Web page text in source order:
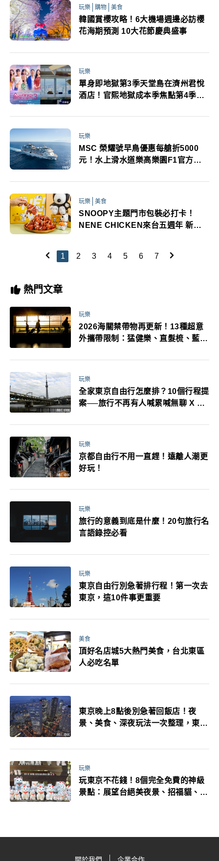
玩樂 購物 美食
韓國賞櫻攻略！6大機場週邊必訪櫻
花海期預測 10大花節慶典盛事
玩樂
單身即地獄第3季天堂島在濟州君悅
酒店！官熙地獄成本季焦點第4季確
玩樂
MSC 榮耀號早鳥優惠每艙折5000
元！水上滑水道樂高樂園F1官方合
玩樂 美食
SNOOPY主題門市包裝必打卡！
NENE CHICKEN來台五週年 新口
1 2 3 4 5 6 7
熱門文章
玩樂
2026海關禁帶物再更新！13種超意
外攜帶限制：猛健樂、直髮梳、藍牙
萬！注意事項一次看！
玩樂
全家東京自由行怎麼排？10個行程提
案──旅行不再有人喊累喊無聊 X 爸
玩樂
京都自由行不用一直趕！遠離人潮更
好玩！
玩樂
旅行的意義到底是什麼！20句旅行名
言語錄控必看
玩樂
東京自由行別急著排行程！第一次去
東京，這10件事更重要
美食
頂好名店城5大熱門美食，台北東區
人必吃名單
東京晚上8點後別急著回飯店！夜
景、美食、深夜玩法一次整理，東京
玩樂
玩東京不花錢！8個完全免費的神級
景點：展望台絕美夜景、招福貓、皇
關於我們 企業合作